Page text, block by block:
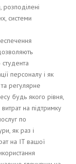
системи
персоналу і як
регулярне
будь якого рівня,
на підтримку
по
як раз і
на IT вашої